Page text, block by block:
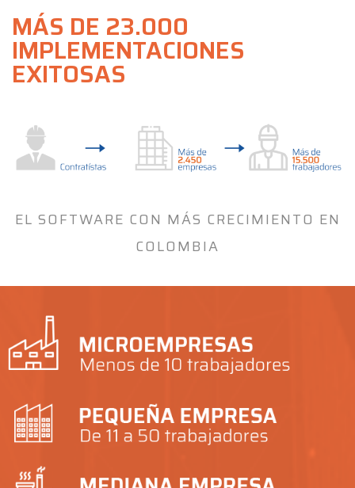
MÁS DE 23.000
IMPLEMENTACIONES
EXITOSAS
EL SOFTWARE CON MÁS CRECIMIENTO EN
COLOMBIA